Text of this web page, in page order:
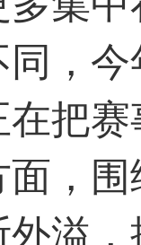
，
把
，
溢